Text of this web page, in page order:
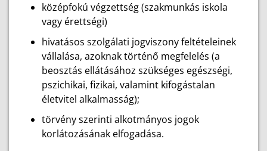
középfokú végzettség (szakmunkás iskola
vagy érettségi)
hivatásos szolgálati jogviszony feltételeinek
vállalása, azoknak történő megfelelés (a
beosztás ellátásához szükséges egészségi,
pszichikai, fizikai, valamint kifogástalan
életvitel alkalmasság);
törvény szerinti alkotmányos jogok
korlátozásának elfogadása.